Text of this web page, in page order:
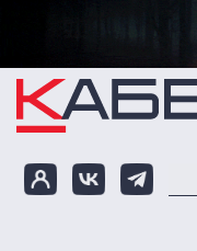
Перейти к основному